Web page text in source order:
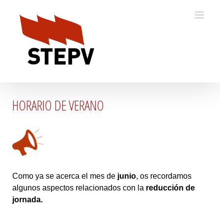
content
HORARIO DE VERANO
Como ya se acerca el mes de junio, os recordamos
algunos aspectos relacionados con la reducción de
jornada.